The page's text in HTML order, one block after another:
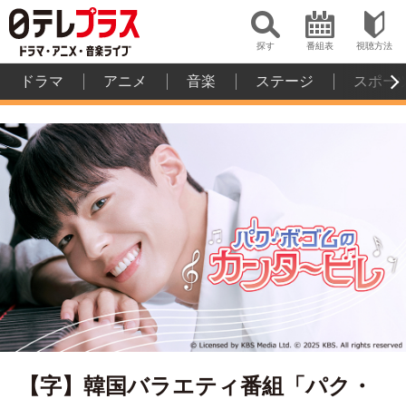
探す 番組表 視聴方法
ドラマ アニメ 音楽 ステージ スポー
【字】韓国バラエティ番組「パク・